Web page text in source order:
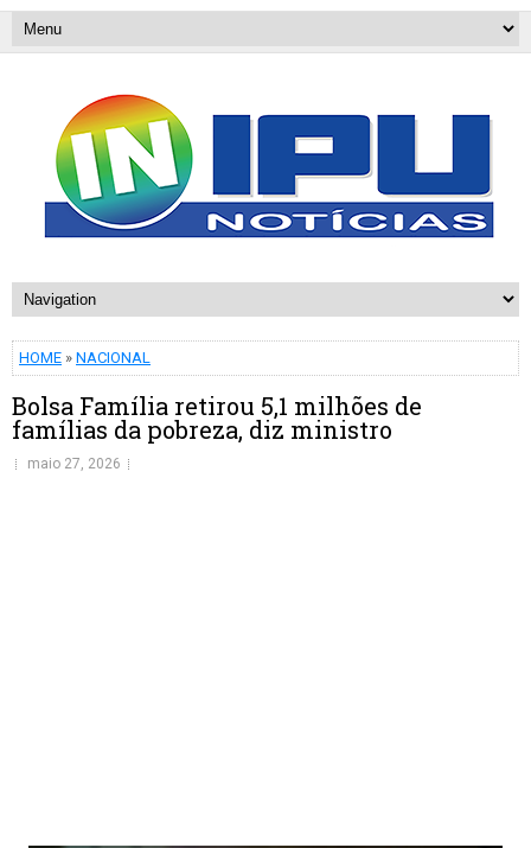
HOME » NACIONAL
Bolsa Família retirou 5,1 milhões de
famílias da pobreza, diz ministro
maio 27, 2026